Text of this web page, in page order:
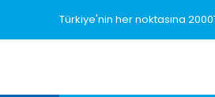
Türkiye'nin her noktasına